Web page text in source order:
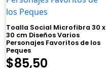
Toalla Social Microfibra 30 x
30 cm Diseños Varios
Personajes Favoritos de los
Peques
El
$85,50